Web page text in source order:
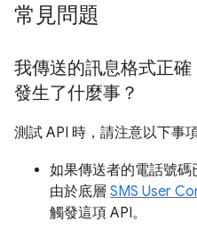
常見問題
我傳送的訊息格式正確
發生了什麼事？
測試 API 時，請注意以下事項
如果傳送者的電話號碼
由於底層 SMS User
觸發這項 API。